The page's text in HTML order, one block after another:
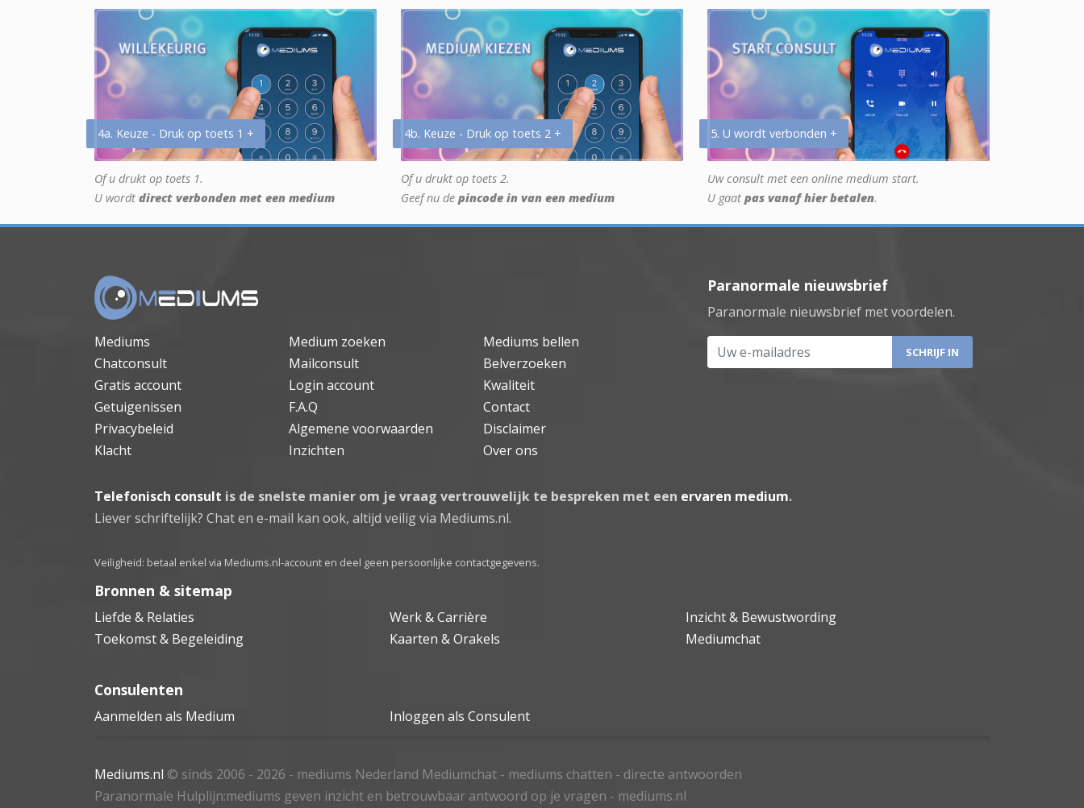
4a. Keuze - Druk op toets 1 +
Of u drukt op toets 1.
U wordt direct verbonden met een medium
4b. Keuze - Druk op toets 2 +
Of u drukt op toets 2.
Geef nu de pincode in van een medium
5. U wordt verbonden +
Uw consult met een online medium start.
U gaat pas vanaf hier betalen.
Mediums Medium zoeken
Mediums bellen
Chatconsult
Mailconsult
Belverzoeken
Gratis account
Login account
Kwaliteit
Getuigenissen
F.A.Q
Contact
Privacybeleid
Algemene voorwaarden
Disclaimer
Klacht
Inzichten Over ons
Paranormale nieuwsbrief
Paranormale nieuwsbrief met voordelen.
Uw e-mailadres
Telefonisch consult is de snelste manier om je vraag vertrouwelijk te bespreken met een ervaren medium.
Liever schriftelijk? Chat en e-mail kan ook, altijd veilig via Mediums.nl.
Veiligheid: betaal enkel via Mediums.nl-account en deel geen persoonlijke contactgegevens.
Bronnen & sitemap
Liefde & Relaties Werk & Carrière
Inzicht & Bewustwording
Toekomst & Begeleiding
Kaarten & Orakels Mediumchat
Consulenten
Aanmelden als Medium Inloggen als Consulent
Mediums.nl © sinds 2006 - 2026 - mediums Nederland Mediumchat - mediums chatten - directe antwoorden
Paranormale Hulplijn:mediums geven inzicht en betrouwbaar antwoord op je vragen - mediums.nl